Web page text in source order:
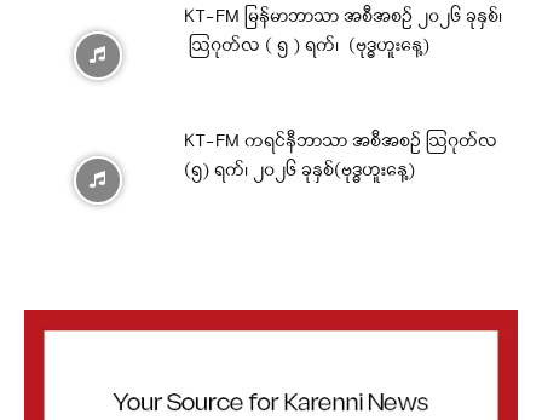
KT-FM မြန်မာဘာသာ အစီအစဉ် ၂၀၂၆ ခုနှစ်၊
ဩဂုတ်လ ( ၅ ) ရက်၊ (ဗုဒ္ဓဟူးနေ့)
KT-FM ကရင်နီဘာသာ အစီအစဉ် ဩဂုတ်လ
(၅) ရက်၊ ၂၀၂၆ ခုနှစ်(ဗုဒ္ဓဟူးနေ့)